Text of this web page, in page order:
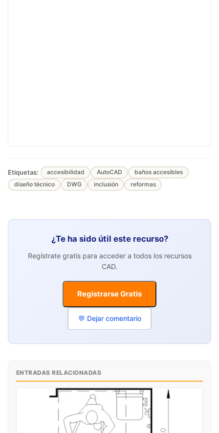
Etiquetas: accesibilidad AutoCAD
baños accesibles
diseño técnico
DWG inclusión reformas
¿Te ha sido útil este recurso?
Regístrate gratis para acceder a todos los recursos
CAD.
Registrarse Gratis
💬 Dejar comentario
ENTRADAS RELACIONADAS